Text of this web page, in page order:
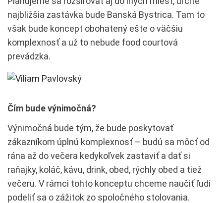
najbližšia zastávka bude Banská Bystrica. Tam to
však bude koncept obohatený ešte o väčšiu
komplexnosť a už to nebude food courtová
prevádzka.
Čím bude výnimočná?
Výnimočná bude tým, že bude poskytovať
zákazníkom úplnú komplexnosť – budú sa môcť od
rána až do večera kedykoľvek zastaviť a dať si
raňajky, koláč, kávu, drink, obed, rýchly obed a tiež
večeru. V rámci tohto konceptu chceme naučiť ľudí
podeliť sa o zážitok zo spoločného stolovania.